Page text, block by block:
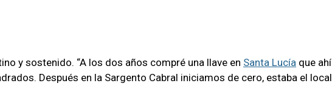
y sostenido. “A los dos años compré una llave en Santa Lucía que ahí
Después en la Sargento Cabral iniciamos de cero, estaba el local